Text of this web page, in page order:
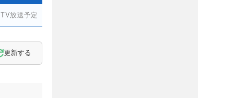
TV放送予定
更新する